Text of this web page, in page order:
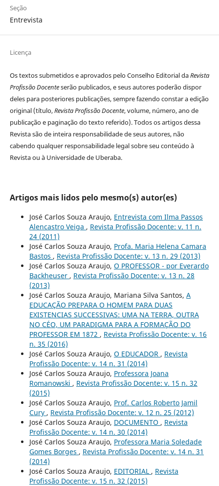
Seção
Entrevista
Licença
Os textos submetidos e aprovados pelo Conselho Editorial daRevista
Profissão Docenteserão publicados, e seus autores poderão dispor
deles para posteriores publicações, sempre fazendo constar a edição
original (título,Revista Profissão Docente, volume, número, ano de
publicação e paginação do texto referido). Todos os artigos dessa
Revista são de inteira responsabilidade de seus autores, não
cabendo qualquer responsabilidade legal sobre seu conteúdo à
Revista ou à Universidade de Uberaba.
Artigos mais lidos pelo mesmo(s) autor(es)
José Carlos Souza Araujo, Entrevista com Ilma Passos
Alencastro Veiga , Revista Profissão Docente: v. 11 n.
24 (2011)
José Carlos Souza Araujo, Profa. Maria Helena Camara
Bastos , Revista Profissão Docente: v. 13 n. 29 (2013)
José Carlos Souza Araujo, O PROFESSOR - por Everardo
Backheuser , Revista Profissão Docente: v. 13 n. 28
(2013)
José Carlos Souza Araujo, Mariana Silva Santos, A
EDUCAÇÃO PREPARA O HOMEM PARA DUAS
EXISTENCIAS SUCCESSIVAS: UMA NA TERRA, OUTRA
NO CÉO, UM PARADIGMA PARA A FORMAÇÃO DO
PROFESSOR EM 1872 , Revista Profissão Docente: v. 16
n. 35 (2016)
José Carlos Souza Araujo, O EDUCADOR , Revista
Profissão Docente: v. 14 n. 31 (2014)
José Carlos Souza Araujo, Professora Joana
Romanowski , Revista Profissão Docente: v. 15 n. 32
(2015)
José Carlos Souza Araujo, Prof. Carlos Roberto Jamil
Cury , Revista Profissão Docente: v. 12 n. 25 (2012)
José Carlos Souza Araujo, DOCUMENTO , Revista
Profissão Docente: v. 14 n. 30 (2014)
José Carlos Souza Araujo, Professora Maria Soledade
Gomes Borges , Revista Profissão Docente: v. 14 n. 31
(2014)
José Carlos Souza Araujo, EDITORIAL , Revista
Profissão Docente: v. 15 n. 32 (2015)